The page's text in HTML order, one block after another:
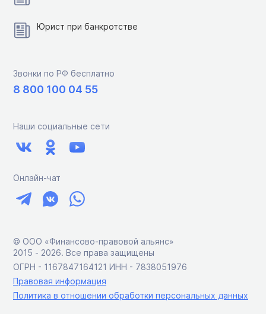
Юрист при банкротстве
Звонки по РФ бесплатно
8 800 100 04 55
Наши социальные сети
Онлайн-чат
© ООО «Финансово-правовой альянс»
2015 ‑ 2026. Все права защищены
ОГРН - 1167847164121 ИНН - 7838051976
Правовая информация
Политика в отношении обработки персональных данных